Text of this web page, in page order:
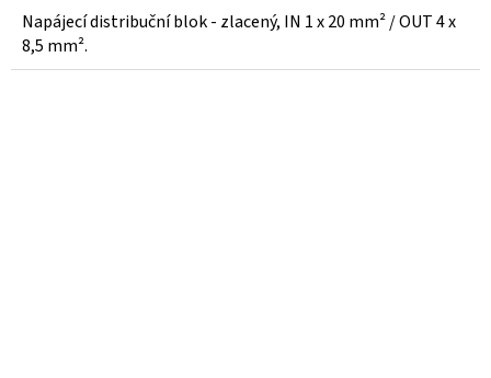
Napájecí distribuční blok - zlacený, IN 1 x 20 mm² / OUT 4 x
8,5 mm².